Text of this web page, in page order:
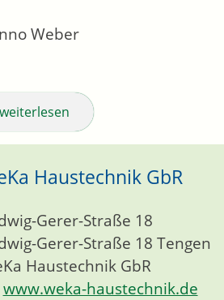
Weber
weiterlesen
Haustechnik GbR
Haustechnik GbR
Gerer-Straße 18
Gerer-Straße 18 Tengen
www.weka-haustechnik.de